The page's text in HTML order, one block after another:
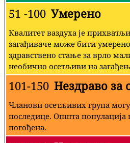
51 -100 Умерено
Квалитет ваздуха је
загађиваче може бити
здравствено стање за врло
необично осетљиви на
101-150 Нездраво за
Чланови осетљивих група
последице. Општа популација
погођена.